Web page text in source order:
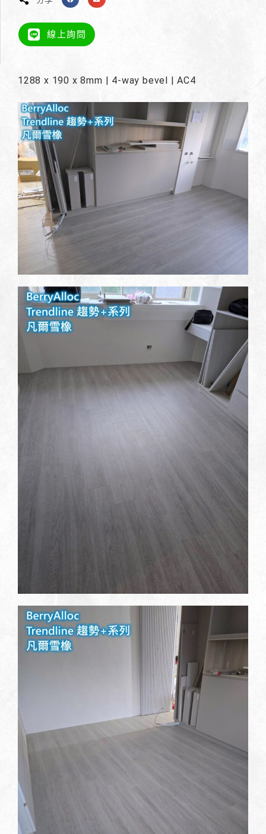
1288 x 190 x 8mm | 4-way bevel | AC4
線上詢問